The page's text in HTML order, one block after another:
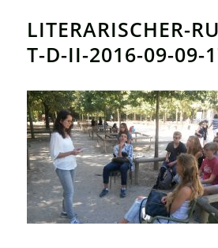
LITERARISCHER-
T-D-II-2016-09-09-